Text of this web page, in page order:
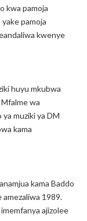
kwa pamoja
pamoja
kwenye
huyu mkubwa
wa
muziki ya DM
kama
kama Baddo
amezaliwa 1989.
ajizolee